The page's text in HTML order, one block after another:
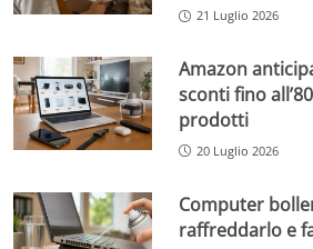
21 Luglio 2026
Amazon
sconti fino
prodotti
20 Luglio 2026
Computer
raffreddarlo e